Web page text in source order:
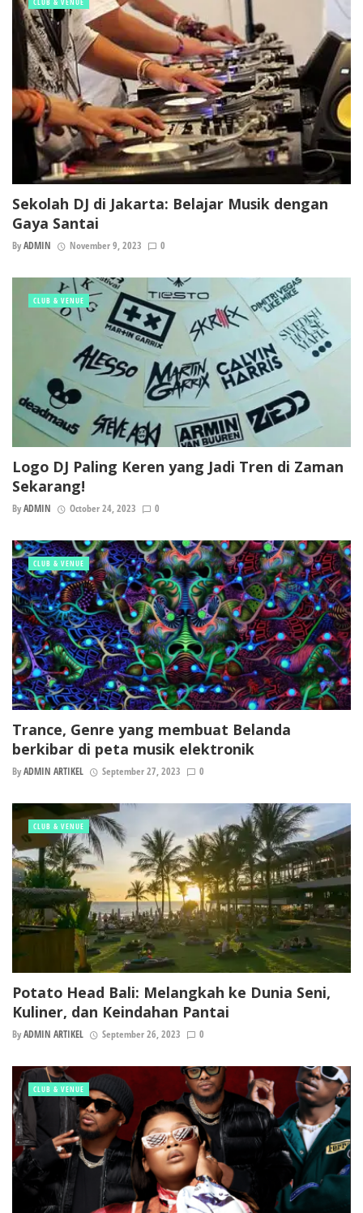
Sekolah DJ di Jakarta: Belajar Musik dengan
Gaya Santai
ByADMIN November 9, 2023 0
CLUB & VENUE
Logo DJ Paling Keren yang Jadi Tren di Zaman
Sekarang!
ByADMIN October 24, 2023 0
CLUB & VENUE
Trance, Genre yang membuat Belanda
berkibar di peta musik elektronik
ByADMIN ARTIKEL September 27, 2023 0
CLUB & VENUE
Potato Head Bali: Melangkah ke Dunia Seni,
Kuliner, dan Keindahan Pantai
ByADMIN ARTIKEL September 26, 2023 0
CLUB & VENUE
CLUB & VENUE